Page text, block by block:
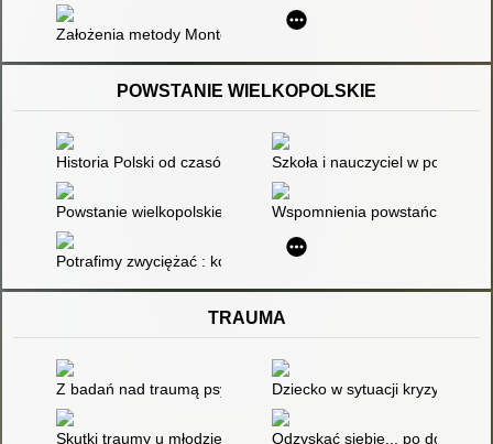
Założenia metody Montessori wsparciem dla
POWSTANIE WIELKOPOLSKIE
Historia Polski od czasów najdawniejszych do 1990 roku
Szkoła i nauczyciel w
Powstanie wielkopolskie 1918-1919 : geneza, charakter,
Wspomnienia powstańców
Potrafimy zwyciężać : komiks o Powstaniu Wielkopolskim
TRAUMA
Z badań nad traumą psychiczną w Polsce : książka
Dziecko w sytuacji kryzysowej
Skutki traumy u młodzieży oraz sposoby pomocy
Odzyskać siebie... po